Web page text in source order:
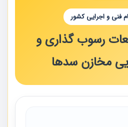
فنی و اجرایی کشور
رسوب گذاری و
مخازن سدها